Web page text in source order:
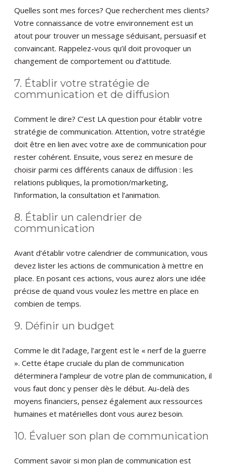
Quelles sont mes forces? Que recherchent mes clients?
Votre connaissance de votre environnement est un
atout pour trouver un message séduisant, persuasif et
convaincant. Rappelez-vous qu’il doit provoquer un
changement de comportement ou d’attitude.
7. Établir votre stratégie de
communication et de diffusion
Comment le dire? C’est LA question pour établir votre
stratégie de communication. Attention, votre stratégie
doit être en lien avec votre axe de communication pour
rester cohérent. Ensuite, vous serez en mesure de
choisir parmi ces différents canaux de diffusion : les
relations publiques, la promotion/marketing,
l’information, la consultation et l’animation.
8. Établir un calendrier de
communication
Avant d’établir votre calendrier de communication, vous
devez lister les actions de communication à mettre en
place. En posant ces actions, vous aurez alors une idée
précise de quand vous voulez les mettre en place en
combien de temps.
9. Définir un budget
Comme le dit l’adage, l’argent est le « nerf de la guerre
». Cette étape cruciale du plan de communication
déterminera l’ampleur de votre plan de communication, il
vous faut donc y penser dès le début. Au-delà des
moyens financiers, pensez également aux ressources
humaines et matérielles dont vous aurez besoin.
10. Évaluer son plan de communication
Comment savoir si mon plan de communication est